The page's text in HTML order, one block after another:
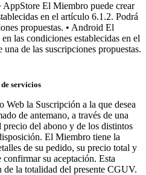
El Miembro puede crear
en el artículo 6.1.2. Podrá
propuestas. • Android El
las condiciones establecidas en el
de las suscripciones propuestas.
servicios
la Suscripción a la que desea
de antemano, a través de una
del abono y de los distintos
El Miembro tiene la
de su pedido, su precio total y
su aceptación. Esta
la totalidad del presente CGUV.